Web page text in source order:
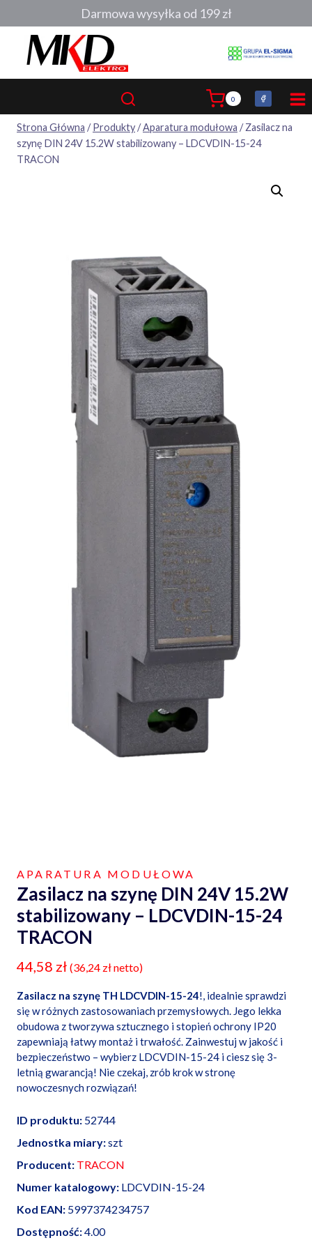
do
0
Strona Główna / Produkty/Aparatura modułowa / Zasilacz na
szynę DIN 24V 15.2W stabilizowany – LDCVDIN-15-24
TRACON
APARATURA MODUŁOWA
Zasilacz na szynę DIN 24V 15.2W
stabilizowany – LDCVDIN-15-24
TRACON
44,58 zł (36,24 złnetto)
Zasilacz na szynę TH LDCVDIN-15-24!, idealnie sprawdzi
się w różnych zastosowaniach przemysłowych. Jego lekka
obudowa z tworzywa sztucznego i stopień ochrony IP20
zapewniają łatwy montaż i trwałość. Zainwestuj w jakość i
bezpieczeństwo – wybierz LDCVDIN-15-24 i ciesz się 3-
letnią gwarancją! Nie czekaj, zrób krok w stronę
nowoczesnych rozwiązań!
ID produktu: 52744
Jednostka miary:szt
Producent: TRACON
Numer katalogowy: LDCVDIN-15-24
Kod EAN: 5997374234757
Dostępność:4.00
Darmowa wysyłka od 199 zł